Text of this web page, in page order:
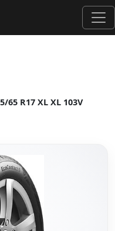
65 R17 XL XL 103V